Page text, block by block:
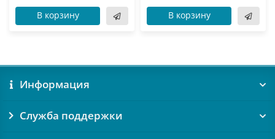
В корзину В корзину
Информация
Служба поддержки